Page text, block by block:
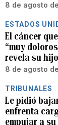
8 de agosto
ESTADOS
El cáncer
“muy
revela su hijo
8 de agosto
TRIBUNALES
Le pidió
enfrenta
empujar a